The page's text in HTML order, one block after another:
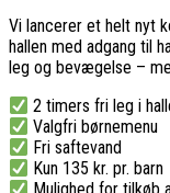
Vi lancerer et helt nyt
hallen med adgang til
leg og bevægelse –
2 timers fri leg i
Valgfri børnemenu
Fri saftevand
Kun 135 kr. pr. barn